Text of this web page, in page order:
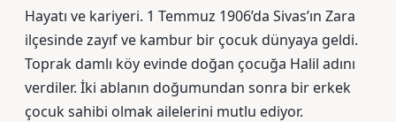
Hayatı ve kariyeri. 1 Temmuz 1906’da Sivas’ın Zara
ilçesinde zayıf ve kambur bir çocuk dünyaya geldi.
Toprak damlı köy evinde doğan çocuğa Halil adını
verdiler. İki ablanın doğumundan sonra bir erkek
çocuk sahibi olmak ailelerini mutlu ediyor.